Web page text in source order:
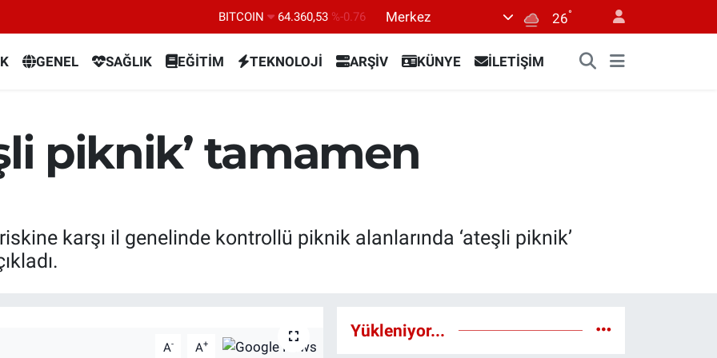
BITCOIN 64.360,53 %-0.76
BİST100
13.887 %64
Merkez 26°
GENEL SAĞLIK EĞİTİM TEKNOLOJİ ARŞİV KÜNYE İLETİŞİM
piknik’ tamamen
karşı il genelinde kontrollü piknik alanlarında ‘ateşli piknik’
A- A+
Yükleniyor...